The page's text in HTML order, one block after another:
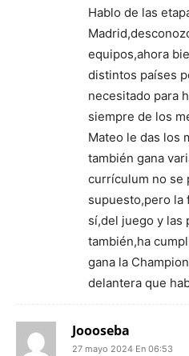
Hablo de las
equipos,ahora
distintos países
necesitado para
siempre de los
Mateo le das los
también gana
currículum no se
supuesto,pero la
sí,del juego y las
también,ha
gana la
delantera que
Joooseba
27 mayo 2024 En 06:53